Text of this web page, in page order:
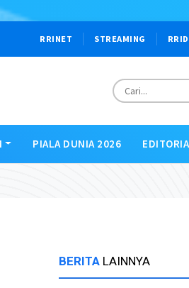
RRINET STREAMING
PIALA DUNIA 2026
BERITA LAINNYA